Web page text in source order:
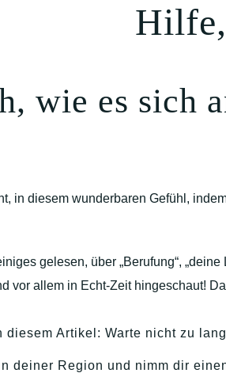
wie es sich
in diesem wunderbaren Gefühl,
gelesen, über „Berufung“,
vor allem in Echt-Zeit hingeschaut!
diesem Artikel: Warte nicht zu
deiner Region und nimm dir